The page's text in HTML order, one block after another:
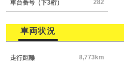
車台番号（下3桁） 282
車両状況
走行距離 8,773km